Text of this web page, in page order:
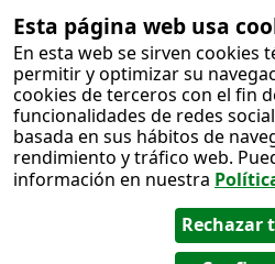
Esta página web usa
En esta web se sirven cookies
permitir y optimizar su
cookies de terceros con el fin
funcionalidades de redes
basada en sus hábitos de
rendimiento y tráfico web.
información en nuestra